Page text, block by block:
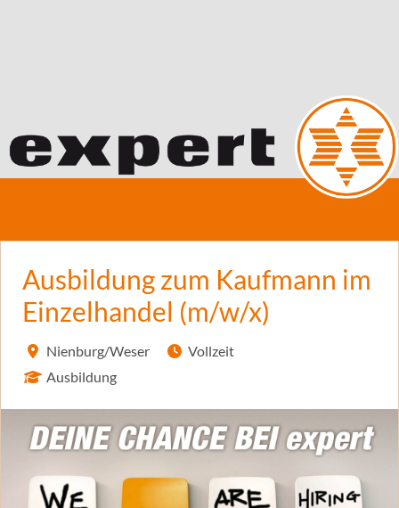
Ausbildung zum Kaufmann im
Einzelhandel (m/w/x)
Nienburg/Weser
Ausbildung
Vollzeit